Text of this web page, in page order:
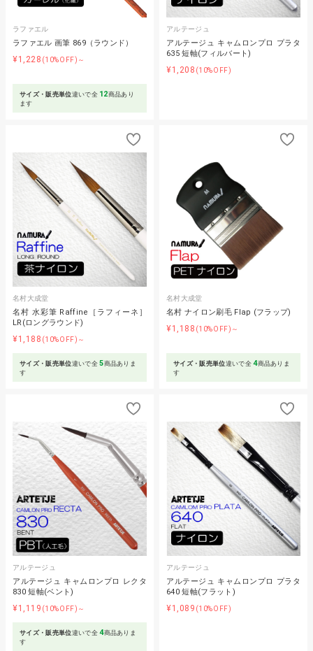
ラファエル
ラファエル 画筆 869（ラウンド）
¥1,228 (10%OFF)～
サイズ・販売単位違いで全 12商品あり
ます
アルテージュ
アルテージュ キャムロンプロ プラタ
635 短軸(フィルバート)
¥1,208 (10%OFF)
名村大成堂
名村 水彩筆 Raffine［ラフィーネ］
LR(ロングラウンド)
¥1,188 (10%OFF)～
サイズ・販売単位違いで全5商品ありま
す
名村大成堂
名村 ナイロン刷毛 Flap (フラップ)
¥1,188 (10%OFF)～
サイズ・販売単位違いで全4商品ありま
す
アルテージュ
アルテージュ キャムロンプロ レクタ
830 短軸(ベント)
¥1,119 (10%OFF)～
サイズ・販売単位違いで全4商品ありま
す
アルテージュ
アルテージュ キャムロンプロ プラタ
640 短軸(フラット)
¥1,089 (10%OFF)